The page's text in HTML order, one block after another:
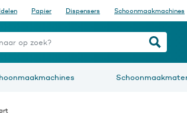
Papier Dispensers Schoonmaakmachines